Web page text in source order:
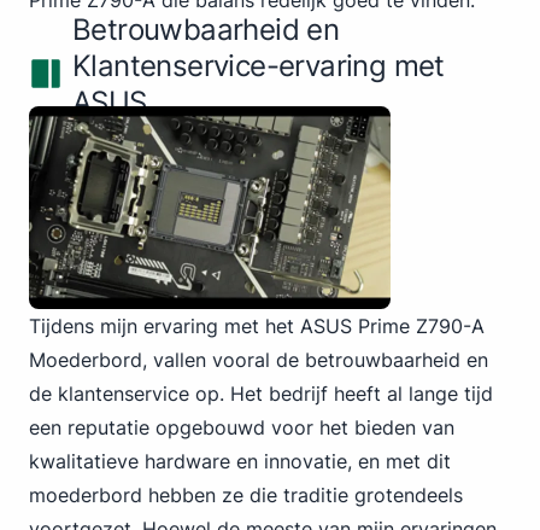
Betrouwbaarheid en
Klantenservice-ervaring met
ASUS
Tijdens mijn ervaring met het ASUS Prime Z790-A
Moederbord, vallen vooral de betrouwbaarheid en
de klantenservice op. Het bedrijf heeft al lange tijd
een reputatie opgebouwd voor het bieden van
kwalitatieve hardware en innovatie, en met dit
moederbord hebben ze die traditie grotendeels